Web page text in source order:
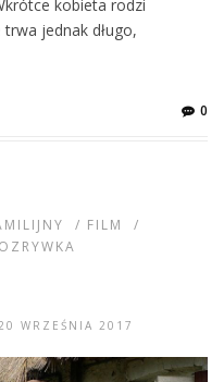
kobieta rodzi
jednak długo,
0
/ FILM
/
WRZEŚNIA 2017